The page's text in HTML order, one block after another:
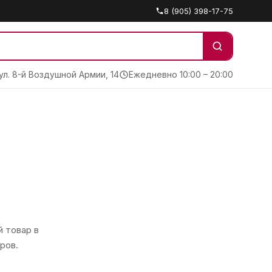
8 (905) 398-17-75
8-й Воздушной Армии, 14 Ежедневно 10:00 – 20:00
товар в